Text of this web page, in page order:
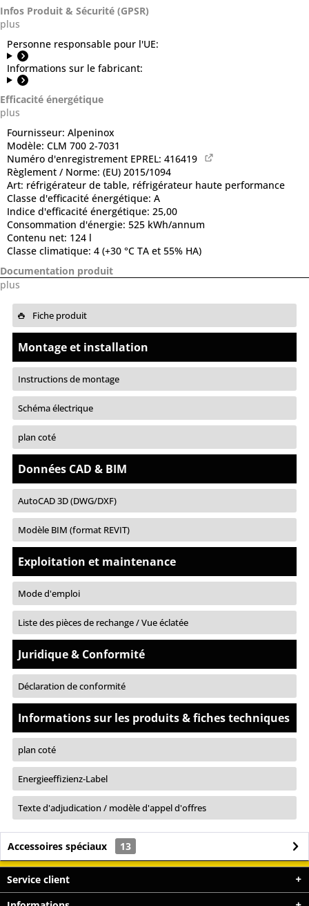
Infos Produit & Sécurité (GPSR)
plus
Personne responsable pour l'UE:
Informations sur le fabricant:
Efficacité énergétique
plus
Fournisseur: Alpeninox
Modèle: CLM 700 2-7031
Numéro d'enregistrement EPREL: 416419
Règlement / Norme: (EU) 2015/1094
Art: réfrigérateur de table, réfrigérateur haute performance
Classe d'efficacité énergétique: A
Indice d'efficacité énergétique: 25,00
Consommation d'énergie: 525 kWh/annum
Contenu net: 124 l
Classe climatique: 4 (+30 °C TA et 55% HA)
Documentation produit
plus
Fiche produit
Montage et installation
Instructions de montage
Schéma électrique
plan coté
Données CAD & BIM
AutoCAD 3D (DWG/DXF)
Modèle BIM (format REVIT)
Exploitation et maintenance
Mode d'emploi
Liste des pièces de rechange / Vue éclatée
Juridique & Conformité
Déclaration de conformité
Informations sur les produits & fiches techniques
plan coté
Energieeffizienz-Label
Texte d'adjudication / modèle d'appel d'offres
Accessoires spéciaux 13
Service client